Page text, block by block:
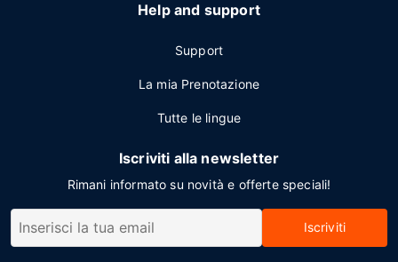
Help and support
Support
La mia Prenotazione
Tutte le lingue
Iscriviti alla newsletter
Rimani informato su novità e offerte speciali!
Iscriviti